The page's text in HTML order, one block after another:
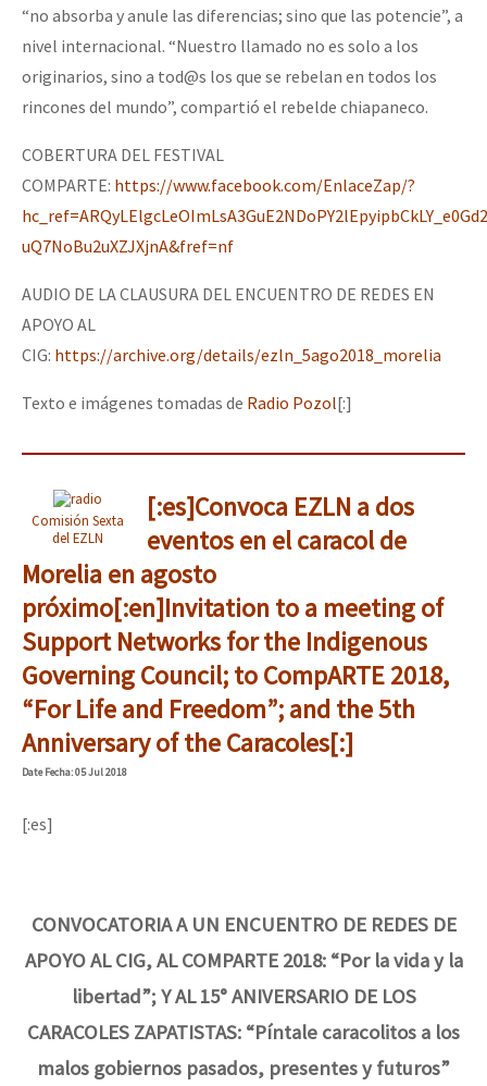
“no absorba y anule las diferencias; sino que las potencie”, a
nivel internacional. “Nuestro llamado no es solo a los
originarios, sino a tod@s los que se rebelan en todos los
rincones del mundo”, compartió el rebelde chiapaneco.
COBERTURA DEL FESTIVAL
COMPARTE: https://www.facebook.com/EnlaceZap/?
uQ7NoBu2uXZJXjnA&fref=nf
AUDIO DE LA CLAUSURA DEL ENCUENTRO DE REDES EN
APOYO AL
CIG: https://archive.org/details/ezln_5ago2018_morelia
Texto e imágenes tomadas de Radio Pozol[:]
Comisión Sexta
del EZLN
[:es]Convoca EZLN a dos
eventos en el caracol de
Morelia en agosto
próximo[:en]Invitation to a meeting of
Support Networks for the Indigenous
Governing Council; to CompARTE 2018,
“For Life and Freedom”; and the 5th
Anniversary of the Caracoles[:]
DateFecha: 05 Jul 2018
[:es]
CONVOCATORIA A UN ENCUENTRO DE REDES DE
APOYO AL CIG, AL COMPARTE 2018: “Por la vida y la
libertad”; Y AL 15° ANIVERSARIO DE LOS
CARACOLES ZAPATISTAS: “Píntale caracolitos a los
malos gobiernos pasados, presentes y futuros”